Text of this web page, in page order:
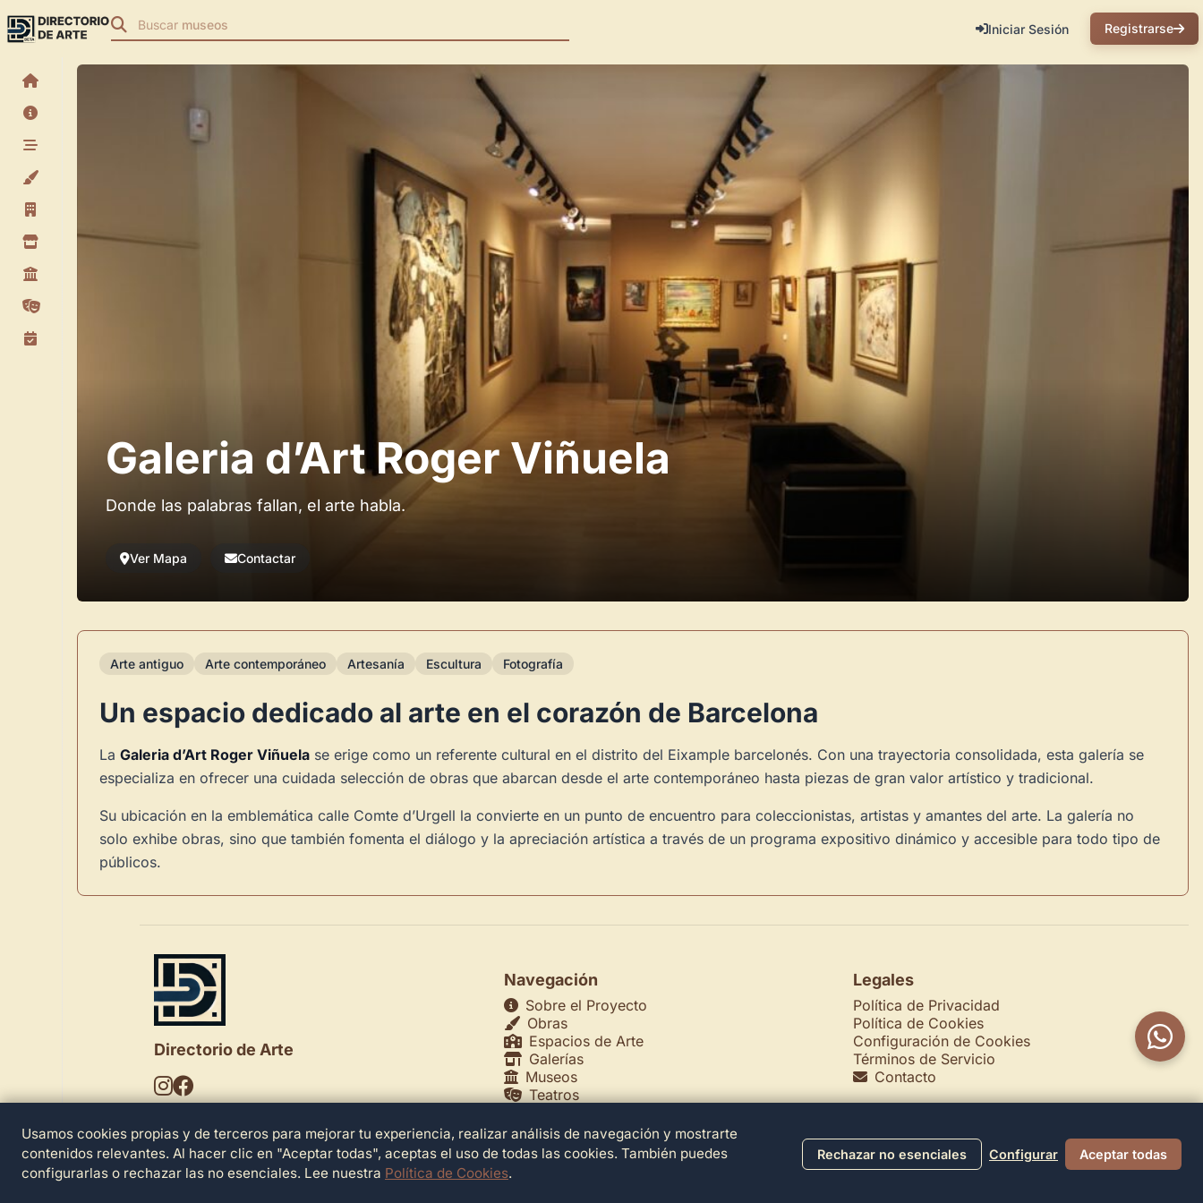
Buscar museos Iniciar Sesión Registrarse
Galeria d’Art Roger Viñuela
Donde las palabras fallan, el arte habla.
Ver Mapa Contactar
Arte antiguo Arte contemporáneo Artesanía Escultura Fotografía
Un espacio dedicado al arte en el corazón de Barcelona
La Galeria d’Art Roger Viñuela se erige como un referente cultural en el distrito del Eixample barcelonés. Con una trayectoria consolidada, esta galería se
especializa en ofrecer una cuidada selección de obras que abarcan desde el arte contemporáneo hasta piezas de gran valor artístico y tradicional.
Su ubicación en la emblemática calle Comte d’Urgell la convierte en un punto de encuentro para coleccionistas, artistas y amantes del arte. La galería no
solo exhibe obras, sino que también fomenta el diálogo y la apreciación artística a través de un programa expositivo dinámico y accesible para todo tipo de
públicos.
Directorio de Arte
© 2026 Directorio de Arte. Todos los derechos
reservados.
Navegación
Sobre el Proyecto
Obras
Espacios de Arte
Galerías
Museos
Teatros
Legales
Política de Privacidad
Política de Cookies
Configuración de Cookies
Términos de Servicio
Contacto
Usamos cookies propias y de terceros para mejorar tu experiencia, realizar análisis de navegación y mostrarte
contenidos relevantes. Al hacer clic en "Aceptar todas", aceptas el uso de todas las cookies. También puedes
configurarlas o rechazar las no esenciales. Lee nuestra Política de Cookies.
Rechazar no esenciales Configurar Aceptar todas